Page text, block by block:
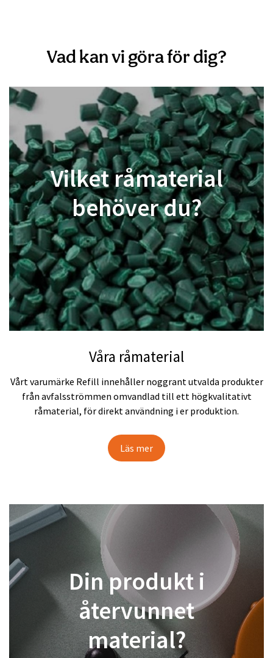
Vad kan vi göra för dig?
Vilket råmaterial
behöver du?
Våra råmaterial
Vårt varumärke Refill innehåller noggrant utvalda produkter
från avfalsströmmen omvandlad till ett högkvalitativt
råmaterial, för direkt användning i er produktion.
Läs mer
Din produkt i
återvunnet
material?